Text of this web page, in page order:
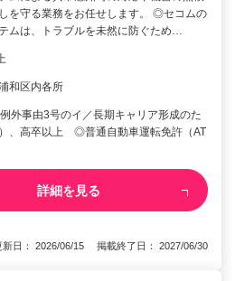
を守る業務をお任せします。 ◎セコムの
ムは、トラブルを未然に防ぐため…
和区内各所
外事由3号のイ／長期キャリア形成のた
、高卒以上 ◎普通自動車運転免許（AT
詳細を見る
新日： 2026/06/15 掲載終了日： 2027/06/30